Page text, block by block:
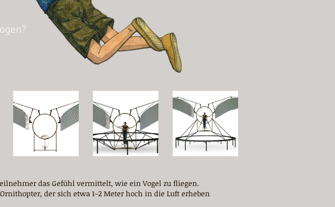
das Gefühl vermittelt, wie ein Vogel zu fliegen.
der sich etwa 1–2 Meter hoch in die Luft erheben